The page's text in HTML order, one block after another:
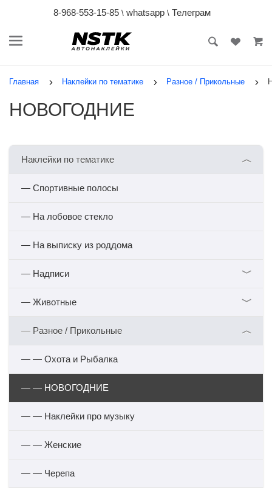
8-968-553-15-85 \ whatsapp\ Телеграм
Главная Наклейки по тематике Разное / Прикольные
НОВОГОДНИЕ
Наклейки по тематике ︿
— Спортивные полосы
— На лобовое стекло
— На выписку из роддома
— Надписи ﹀
— Животные ﹀
— Разное / Прикольные ︿
— — Охота и Рыбалка
— — НОВОГОДНИЕ
— — Наклейки про музыку
— — Женские
— — Черепа